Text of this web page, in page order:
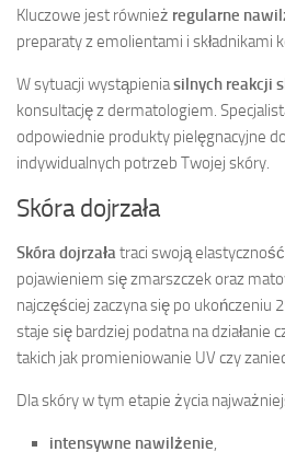
Kluczowe jest również regularne
preparaty z emolientami i składnikami
W sytuacji wystąpieniasilnych reakcji
konsultację z dermatologiem.
odpowiednie produkty pielęgnacyjne
indywidualnych potrzeb Twojej skóry.
Skóra dojrzała
Skóra dojrzałatraci swoją
pojawieniem się zmarszczek oraz
najczęściej zaczyna się po ukończeniu
staje się bardziej podatna na działanie
takich jak promieniowanie UV czy
Dla skóry w tym etapie życia
intensywne nawilżenie,